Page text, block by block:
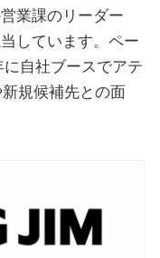
業課のリーダー
しています。ペー
自社ブースでアテ
規候補先との面